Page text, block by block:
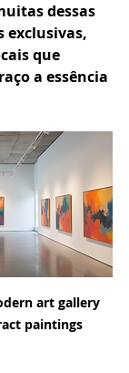
dessas
exclusivas,
que
a essência
art gallery
paintings